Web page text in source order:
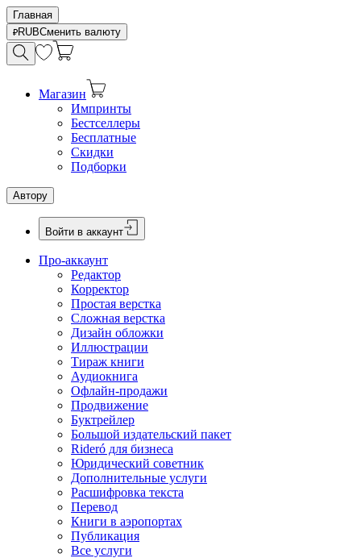
Главная
RUBСменить валюту
Магазин
Импринты
Бестселлеры
Бесплатные
Скидки
Подборки
Автору
Войти в аккаунт
Про-аккаунт
Редактор
Корректор
Простая верстка
Сложная верстка
Дизайн обложки
Иллюстрации
Тираж книги
Аудиокнига
Офлайн-продажи
Продвижение
Буктрейлер
Большой издательский пакет
Rideró для бизнеса
Юридический советник
Дополнительные услуги
Расшифровка текста
Перевод
Книги в аэропортах
Публикация
Все услуги